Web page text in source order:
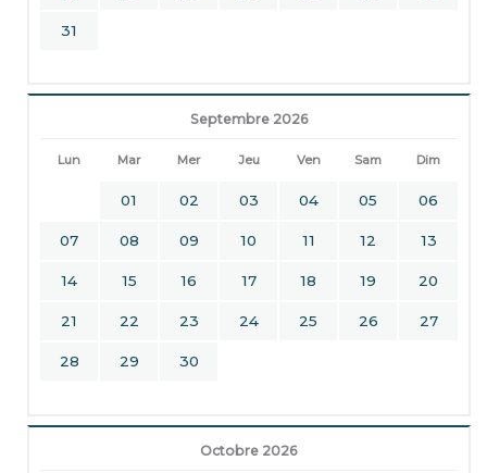
31
Septembre 2026
Lun Mar Mer Jeu Ven Sam Dim
01 02 03 04 05 06
07 08 09 10 11 12 13
14 15 16 17 18 19 20
21 22 23 24 25 26 27
28 29 30
Octobre 2026